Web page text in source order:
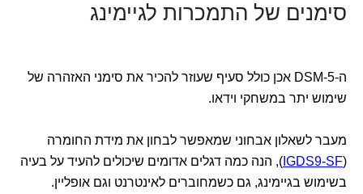
סימנים של התמכרות לגיימינג
ה-DSM-5 אכן כולל סעיף שעוזר להכיר את סימני האזהרה של
שימוש יתר במשחקי וידאו.
מעבר לשאלון אבחוני שמאפשר לבחון את מידת החומרה
(
IGDS9-SF ), הנה כמה דגלים אדומים שיכולים להעיד על בעיה
בשימוש בגיימינג, גם כשמחוברים לאינטרנט וגם אופליין.